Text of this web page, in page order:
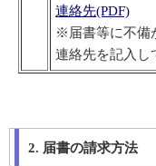
連絡先(PDF)
※届書等に不備
連絡先を記入し
2. 届書の請求方法